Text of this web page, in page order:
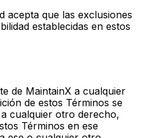
acepta que las exclusiones
establecidas en estos
de MaintainX a cualquier
de estos Términos se
cualquier otro derecho,
Términos en ese